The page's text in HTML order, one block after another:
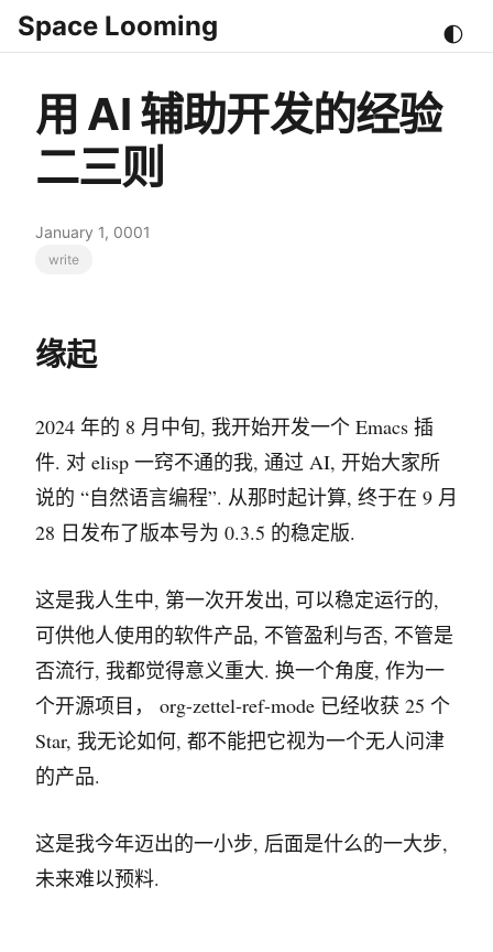
Space Looming 🌓
用 AI 辅助开发的经验
二三则
January 1, 0001
write
缘起
2024 年的 8 月中旬, 我开始开发一个 Emacs 插
件. 对 elisp 一窍不通的我, 通过 AI, 开始大家所
说的 “自然语言编程”. 从那时起计算, 终于在 9 月
28 日发布了版本号为 0.3.5 的稳定版.
这是我人生中, 第一次开发出, 可以稳定运行的,
可供他人使用的软件产品, 不管盈利与否, 不管是
否流行, 我都觉得意义重大. 换一个角度, 作为一
个开源项目， org-zettel-ref-mode 已经收获 25 个
Star, 我无论如何, 都不能把它视为一个无人问津
的产品.
这是我今年迈出的一小步, 后面是什么的一大步,
未来难以预料.